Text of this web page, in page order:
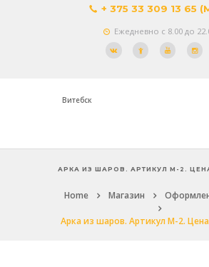
+ 375 33 309 13 65
Ежедневно с 8.00 до
Витебск
АРКА ИЗ ШАРОВ. АРТИКУЛ М-2.
Home Магазин
Арка из шаров. Артикул М-2.